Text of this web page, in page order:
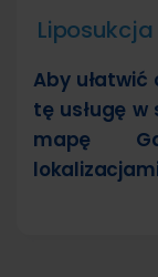
Aby ułatwić
tę usługę
mapę